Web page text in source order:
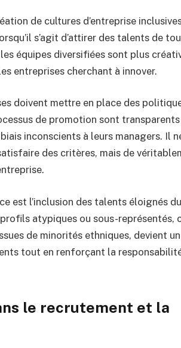
de cultures d’entreprise
s’agit d’attirer des talents de
équipes diversifiées sont plus
entreprises cherchant à innover.
doivent mettre en place des
de promotion sont
inconscients à leurs managers. Il
des critères, mais de
est l’inclusion des talents éloignés
atypiques ou sous-représentés,
de minorités ethniques, devient
tout en renforçant la
le recrutement et la